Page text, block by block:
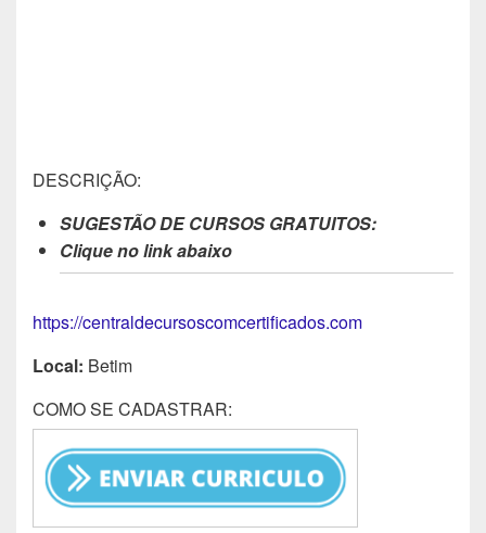
DESCRIÇÃO:
SUGESTÃO DE CURSOS GRATUITOS:
Clique no link abaixo
https://centraldecursoscomcertificados.com
Local: Betim
COMO SE CADASTRAR: